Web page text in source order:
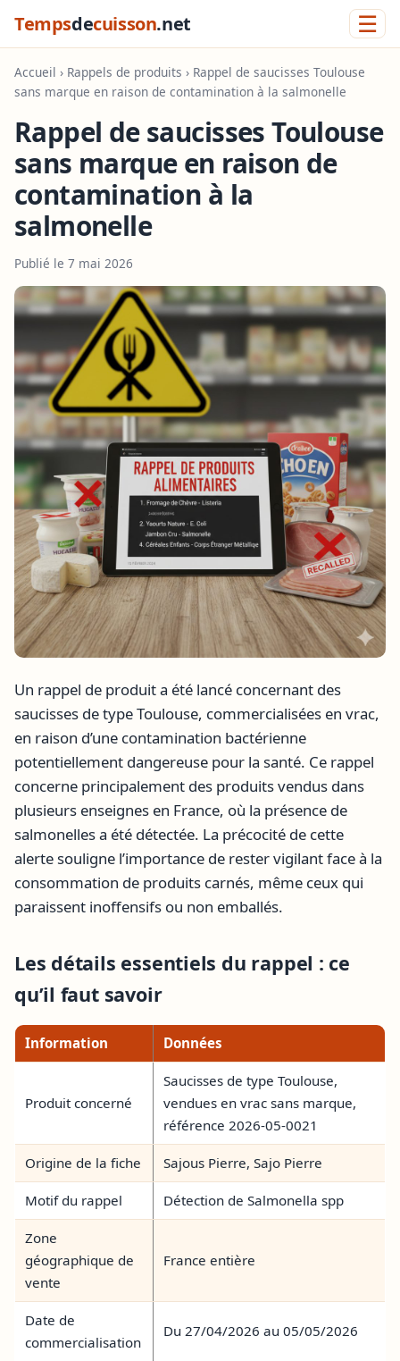
Tempsdecuisson.net ☰
Accueil › Rappels de produits › Rappel de saucisses Toulouse
sans marque en raison de contamination à la salmonelle
Rappel de saucisses Toulouse
sans marque en raison de
contamination à la
salmonelle
Publié le 7 mai 2026
Un rappel de produit a été lancé concernant des
saucisses de type Toulouse, commercialisées en vrac,
en raison d’une contamination bactérienne
potentiellement dangereuse pour la santé. Ce rappel
concerne principalement des produits vendus dans
plusieurs enseignes en France, où la présence de
salmonelles a été détectée. La précocité de cette
alerte souligne l’importance de rester vigilant face à la
consommation de produits carnés, même ceux qui
paraissent inoffensifs ou non emballés.
Les détails essentiels du rappel : ce
qu’il faut savoir
Information Données
Produit concerné
Saucisses de type Toulouse,
vendues en vrac sans marque,
référence 2026-05-0021
Origine de la fiche Sajous Pierre, Sajo Pierre
Motif du rappel Détection de Salmonella spp
Zone
géographique de
vente
France entière
Date de
commercialisation
Du 27/04/2026 au 05/05/2026